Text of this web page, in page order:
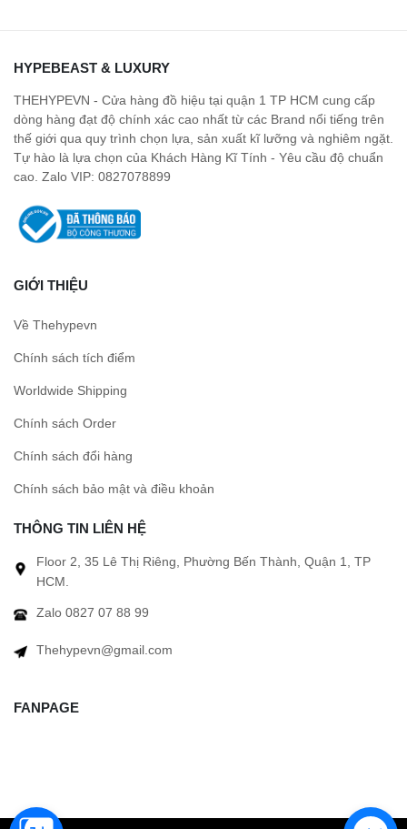
HYPEBEAST & LUXURY
THEHYPEVN - Cửa hàng đồ hiệu tại quận 1 TP HCM cung cấp
dòng hàng đạt độ chính xác cao nhất từ các Brand nổi tiếng trên
thế giới qua quy trình chọn lựa, sản xuất kĩ lưỡng và nghiêm ngặt.
Tự hào là lựa chọn của Khách Hàng Kĩ Tính - Yêu cầu độ chuẩn
cao. Zalo VIP: 0827078899
GIỚI THIỆU
Về Thehypevn
Chính sách tích điểm
Worldwide Shipping
Chính sách Order
Chính sách đổi hàng
Chính sách bảo mật và điều khoản
THÔNG TIN LIÊN HỆ
Floor 2, 35 Lê Thị Riêng, Phường Bến Thành, Quận 1, TP
HCM.
Zalo 0827 07 88 99
Thehypevn@gmail.com
FANPAGE